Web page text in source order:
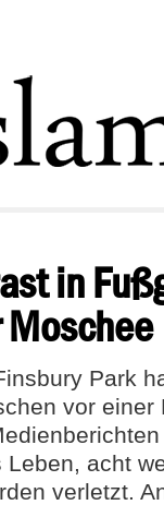
in
Park
vor einer
Leben, acht
verletzt.